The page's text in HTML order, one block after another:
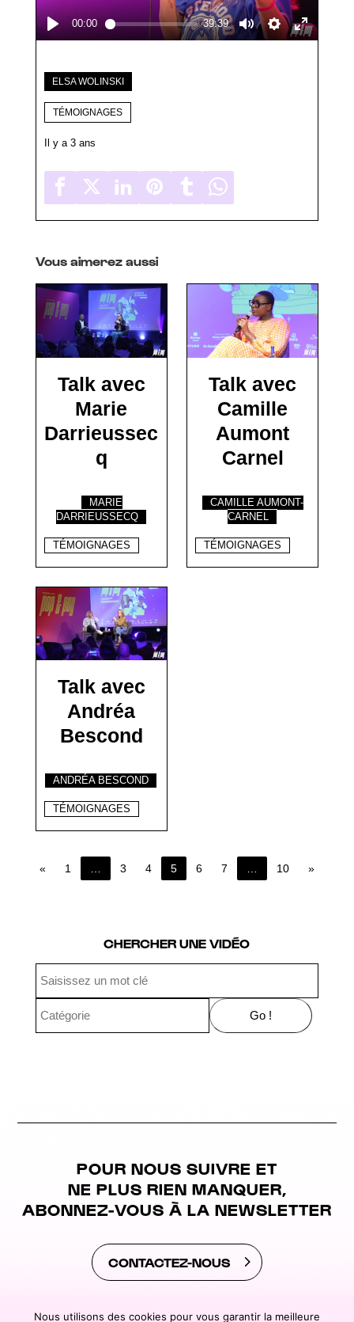
ELSA WOLINSKI
TÉMOIGNAGES
Il y a 3 ans
Vous aimerez aussi
Talk avec
Marie
Darrieussec
q
MARIE
DARRIEUSSECQ
TÉMOIGNAGES
Talk avec
Camille
Aumont
Carnel
CAMILLE AUMONT-
CARNEL
TÉMOIGNAGES
Talk avec
Andréa
Bescond
ANDRÉA BESCOND
TÉMOIGNAGES
« 1 … 3 4 5 6 7 … 10 »
CHERCHER UNE VIDÉO
POUR NOUS SUIVRE ET
NE PLUS RIEN MANQUER,
ABONNEZ-VOUS À LA NEWSLETTER
CONTACTEZ-NOUS
Nous utilisons des cookies pour vous garantir la meilleure